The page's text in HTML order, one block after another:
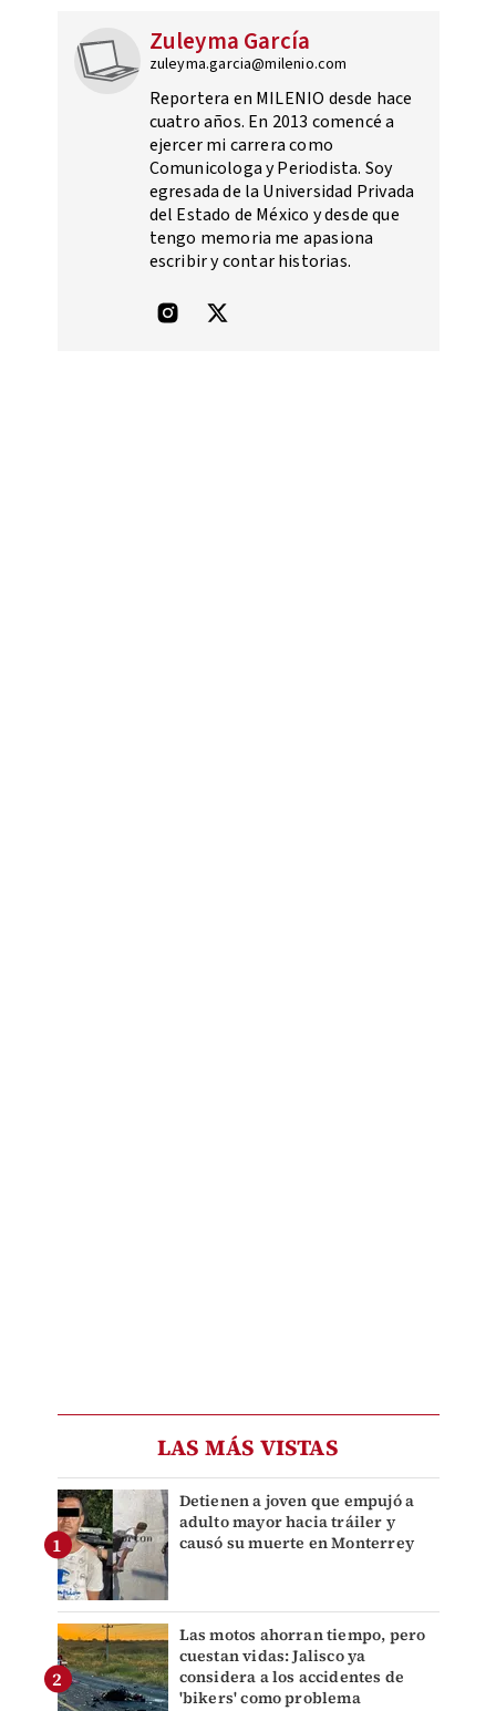
Zuleyma García
zuleyma.garcia@milenio.com
Reportera en MILENIO desde hace
cuatro años. En 2013 comencé a
ejercer mi carrera como
Comunicologa y Periodista. Soy
egresada de la Universidad Privada
del Estado de México y desde que
tengo memoria me apasiona
escribir y contar historias.
LAS MÁS VISTAS
Detienen a joven que empujó a
adulto mayor hacia tráiler y
causó su muerte en Monterrey
Las motos ahorran tiempo, pero
cuestan vidas: Jalisco ya
considera a los accidentes de
'bikers' como problema